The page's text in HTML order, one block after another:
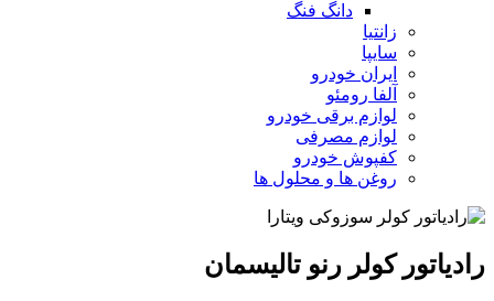
دانگ فنگ
زانتیا
سایپا
ایران خودرو
آلفا رومئو
لوازم برقی خودرو
لوازم مصرفی
کفپوش خودرو
روغن ها و محلول ها
رادیاتور کولر رنو تالیسمان